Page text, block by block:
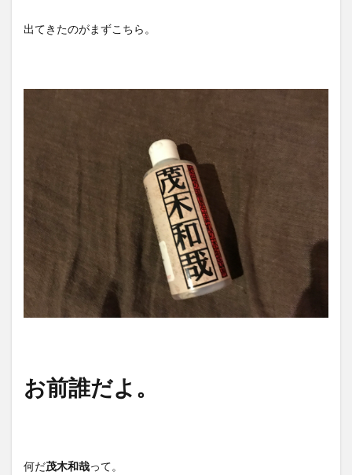
出てきたのがまずこちら。
お前誰だよ。
何だ茂木和哉って。